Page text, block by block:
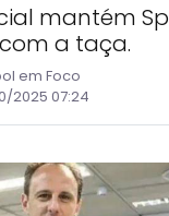
mantém
a taça.
em Foco
2025 07:24